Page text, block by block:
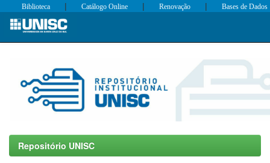
Skip
Biblioteca | Catálogo Online | Renovação | Bases de Dados
Repositório UNISC